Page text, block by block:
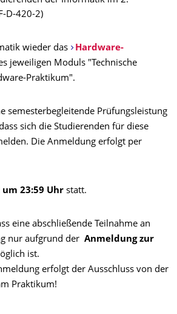
D-420-2)
wieder das
Hardware-
jeweiligen Moduls "Technische
Praktikum".
semesterbegleitende Prüfungsleistung
sich die Studierenden für diese
Die Anmeldung erfolgt per
um 23:59 Uhr statt.
eine abschließende Teilnahme an
nur aufgrund der Anmeldung zur
ist.
erfolgt der Ausschluss von der
Praktikum!